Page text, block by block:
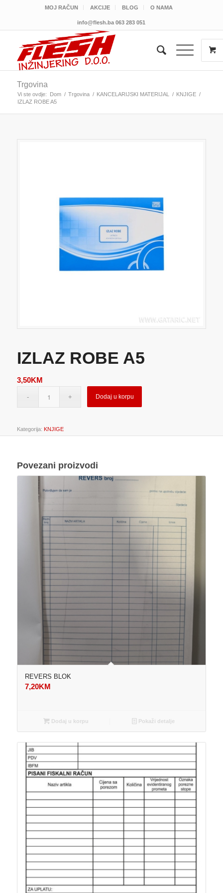
MOJ RAČUN AKCIJE BLOG O NAMA
info@flesh.ba 063 283 051
Trgovina
Vi ste ovdje: Dom / Trgovina / KANCELARIJSKI MATERIJAL / KNJIGE /
IZLAZ ROBE A5
IZLAZ ROBE A5
3,50KM
Dodaj u korpu
Kategorija: KNJIGE
Povezani proizvodi
REVERS BLOK
7,20KM
Dodaj u korpu Pokaži detalje